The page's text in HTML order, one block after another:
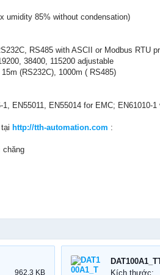
umidity 85% without condensation)
RS485 with ASCII or Modbus RTU
38400, 115200 adjustable
(RS232C), 1000m ( RS485)
EN55011, EN55014 for EMC; EN61010-1
http://tth-automation.com :
chăng
962.3 KB
Kích thước: